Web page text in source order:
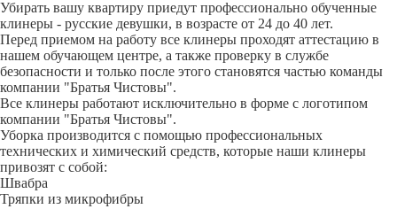
Убирать вашу квартиру приедут профессионально обученные
клинеры - русские девушки, в возрасте от 24 до 40 лет.
Перед приемом на работу все клинеры проходят аттестацию в
нашем обучающем центре, а также проверку в службе
безопасности и только после этого становятся частью команды
компании "Братья Чистовы".
Все клинеры работают исключительно в форме с логотипом
компании "Братья Чистовы".
Уборка производится с помощью профессиональных
технических и химический средств, которые наши клинеры
привозят с собой:
Швабра
Тряпки из микрофибры